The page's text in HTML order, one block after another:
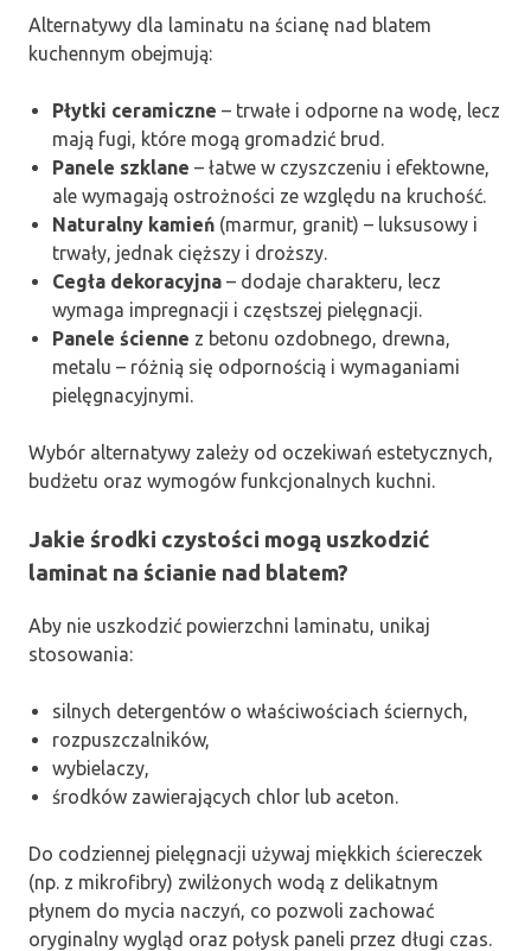
Alternatywy dla laminatu na ścianę nad blatem
kuchennym obejmują:
Płytki ceramiczne – trwałe i odporne na wodę, lecz
mają fugi, które mogą gromadzić brud.
Panele szklane – łatwe w czyszczeniu i efektowne,
ale wymagają ostrożności ze względu na kruchość.
Naturalny kamień (marmur, granit) – luksusowy i
trwały, jednak cięższy i droższy.
Cegła dekoracyjna – dodaje charakteru, lecz
wymaga impregnacji i częstszej pielęgnacji.
Panele ścienne z betonu ozdobnego, drewna,
metalu – różnią się odpornością i wymaganiami
pielęgnacyjnymi.
Wybór alternatywy zależy od oczekiwań estetycznych,
budżetu oraz wymogów funkcjonalnych kuchni.
Jakie środki czystości mogą uszkodzić
laminat na ścianie nad blatem?
Aby nie uszkodzić powierzchni laminatu, unikaj
stosowania:
silnych detergentów o właściwościach ściernych,
rozpuszczalników,
wybielaczy,
środków zawierających chlor lub aceton.
Do codziennej pielęgnacji używaj miękkich ściereczek
(np. z mikrofibry) zwilżonych wodą z delikatnym
płynem do mycia naczyń, co pozwoli zachować
oryginalny wygląd oraz połysk paneli przez długi czas.